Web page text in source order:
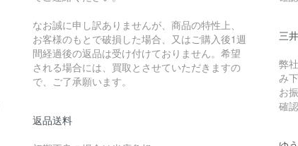
なお誠に申し訳ありませんが、商品の特性上、
お客様のもとで破損した場合、又はご購入後1週
間経過後の返品は受け付けておりません。希望
される場合には、買取とさせていただきますの
で、ご了承願います。
返品送料
三
弊
み
お
確